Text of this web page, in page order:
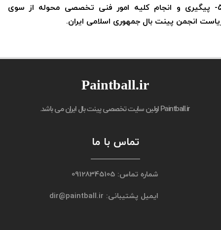
5- پیگیری و انجام کلیه امور فنی تخصصی محوله از سوی
انجمن پینت بال جمهوری اسلامی ایران.
Paintball.irاولین سایت تخصصی پینت بال ایران می باشد.
Paintball.ir
شماره تماس: 09128345105
ایمیل پشتیبانی: dir@paintball.ir
تماس با ما